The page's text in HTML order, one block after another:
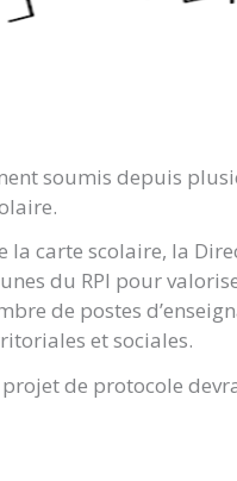
soumis depuis
la carte scolaire, la
du RPI pour
de postes
et sociales.
de protocole